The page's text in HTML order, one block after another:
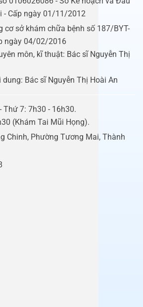
- Cấp ngày 01/11/2012
cơ sở khám chữa bệnh số 187/BYT-
ngày 04/02/2016
môn, kĩ thuật: Bác sĩ Nguyễn Thị
Bác sĩ Nguyễn Thị Hoài An
Thứ 7: 7h30 - 16h30.
(Khám Tai Mũi Họng).
Chinh, Phường Tương Mai, Thành